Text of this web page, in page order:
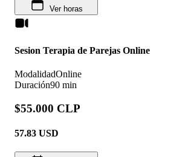
Ver horas
Sesion Terapia de Parejas Online
ModalidadOnline
Duración90 min
$55.000 CLP
57.83 USD